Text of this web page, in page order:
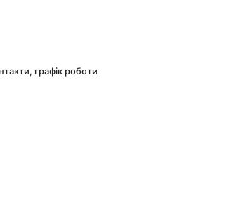
графік роботи